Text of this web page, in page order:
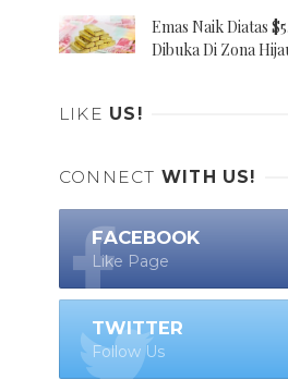
Emas Naik Diatas
Dibuka Di Zona
LIKE US!
CONNECT WITH US!
FACEBOOK
Like Page
TWITTER
Follow Us